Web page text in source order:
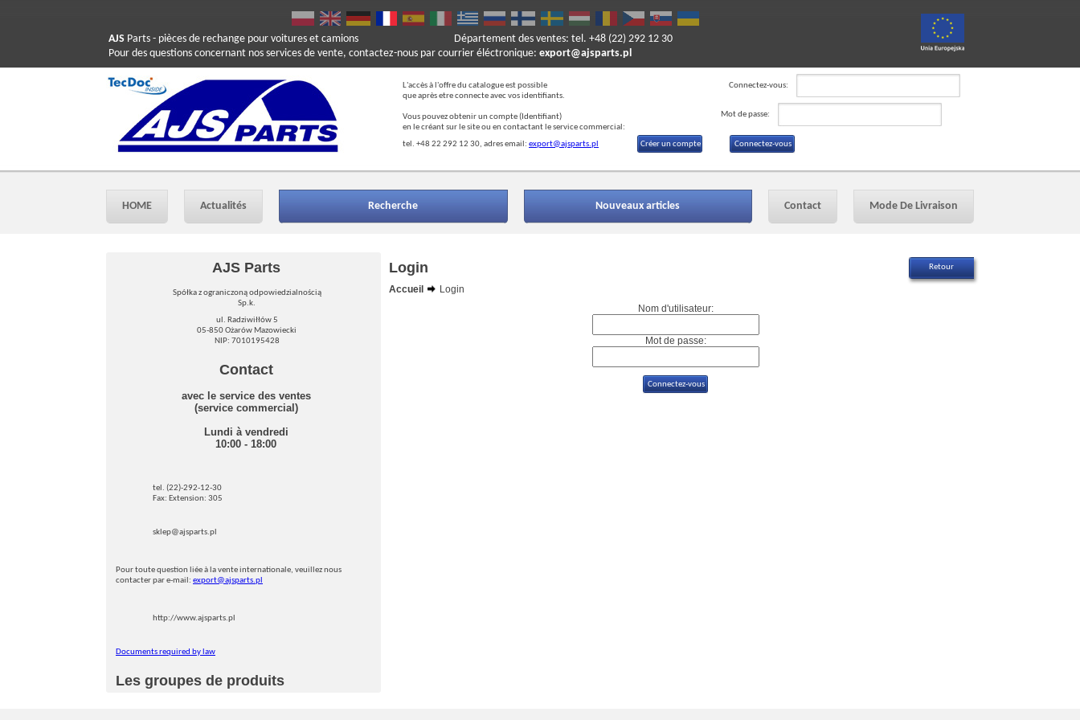
AJS Parts - pièces de rechange pour voitures et camions
Pour des questions concernant nos services de vente, contactez-nous par courrier éléctronique: export@ajsparts.pl
Département des ventes: tel. +48 (22) 292 12 30
L'accès à l'offre du catalogue est possible
que après etre connecte avec vos identifiants.
Vous pouvez obtenir un compte (Identifiant)
en le créant sur le site ou en contactant le service commercial:
tel. +48 22 292 12 30, adres email: export@ajsparts.pl
Connectez-vous:
Mot de passe:
Créer un compte
HOME Actualités Recherche Nouveaux articles Contact Mode De Livraison
AJS Parts
Spółka z ograniczoną odpowiedzialnością
Sp.k.
ul. Radziwiłłów 5
05-850 Ożarów Mazowiecki
NIP: 7010195428
Contact
avec le service des ventes
(service commercial)
Lundi à vendredi
10:00 - 18:00
tel. (22)-292-12-30
Fax: Extension: 305
sklep@ajsparts.pl
Pour toute question liée à la vente internationale, veuillez nous
contacter par e-mail: export@ajsparts.pl
http://www.ajsparts.pl
Documents required by law
Les groupes de produits
Login
Accueil
Login
Nom d'utilisateur:
Mot de passe: